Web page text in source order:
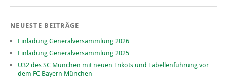
NEUESTE BEITRÄGE
Einladung Generalversammlung 2026
Einladung Generalversammlung 2025
Ü32 des SC München mit neuen Trikots und Tabellenführung vor
dem FC Bayern München